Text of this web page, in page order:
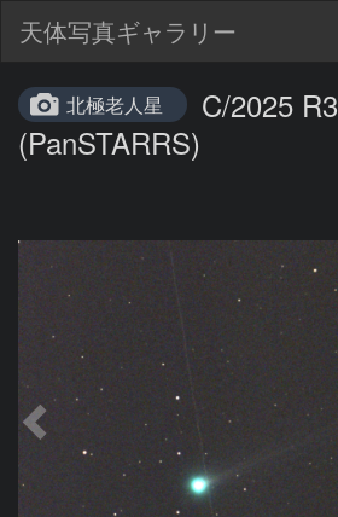
天体写真ギャラリー
北極老人星
C/2025 R3
(PanSTARRS)